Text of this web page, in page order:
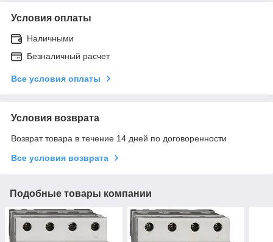
Условия оплаты
Наличными
Безналичный расчет
Все условия оплаты
Условия возврата
Возврат товара в течение 14 дней по договоренности
Все условия возврата
Подобные товары компании